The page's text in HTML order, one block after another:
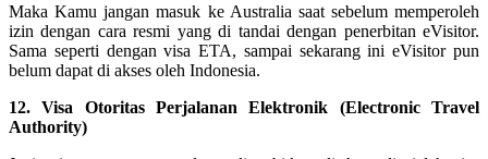
Maka Kamu jangan masuk ke Australia saat sebelum memperoleh
izin dengan cara resmi yang di tandai dengan penerbitan eVisitor.
Sama seperti dengan visa ETA, sampai sekarang ini eVisitor pun
belum dapat di akses oleh Indonesia.
12. Visa Otoritas Perjalanan Elektronik (Electronic Travel
Authority)